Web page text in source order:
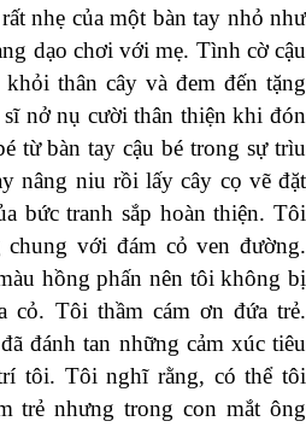
nhẹ của một bàn tay nhỏ như
dạo chơi với mẹ. Tình cờ cậu
thân cây và đem đến tặng
nở nụ cười thân thiện khi đón
từ bàn tay cậu bé trong sự trìu
nâng niu rồi lấy cây cọ vẽ đặt
bức tranh sắp hoàn thiện. Tôi
với đám cỏ ven đường.
hồng phấn nên tôi không bị
cỏ. Tôi thầm cám ơn đứa trẻ.
đánh tan những cảm xúc tiêu
tôi. Tôi nghĩ rằng, có thể tôi
trẻ nhưng trong con mắt ông